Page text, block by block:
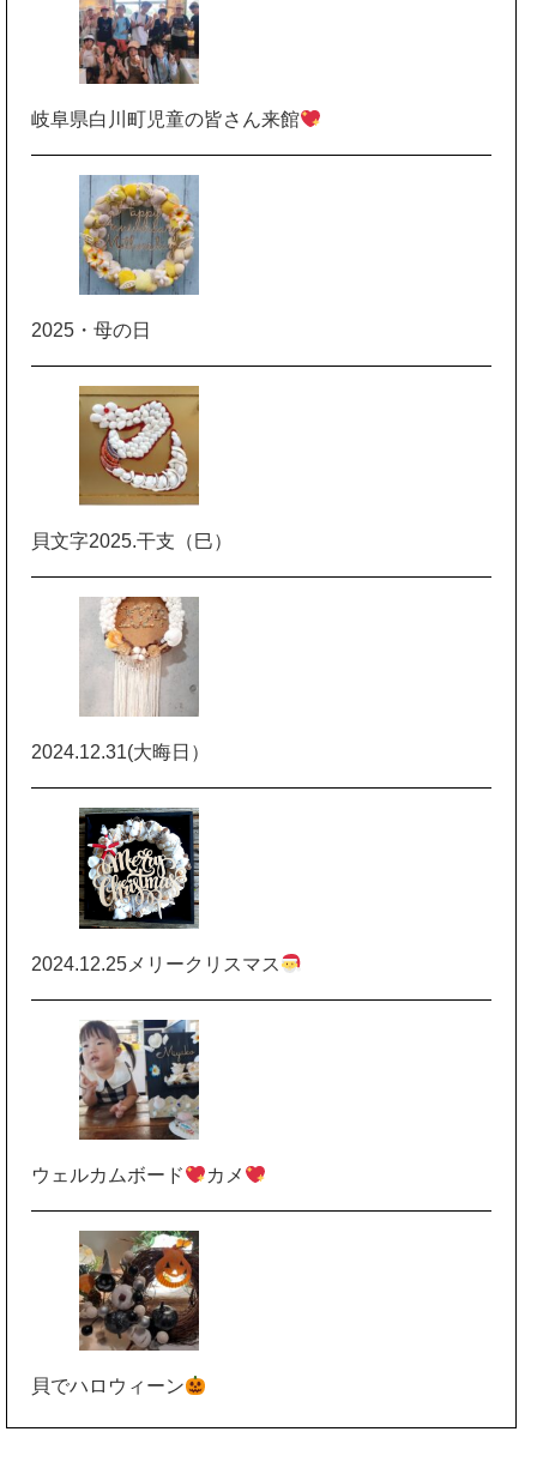
岐阜県白川町児童の皆さん来館
2025・母の日
貝文字2025.干支（巳）
2024.12.31(大晦日）
2024.12.25メリークリスマス
ウェルカムボード カメ
貝でハロウィーン